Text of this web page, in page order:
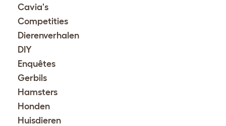
Cavia's
Competities
Dierenverhalen
DIY
Enquêtes
Gerbils
Hamsters
Honden
Huisdieren